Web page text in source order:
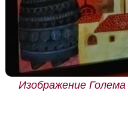
Изображение Голема